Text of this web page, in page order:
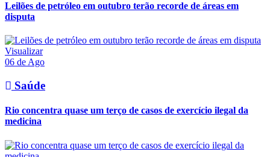
Leilões de petróleo em outubro terão recorde de áreas em
disputa
Visualizar
06 de Ago
Saúde
Rio concentra quase um terço de casos de exercício ilegal da
medicina